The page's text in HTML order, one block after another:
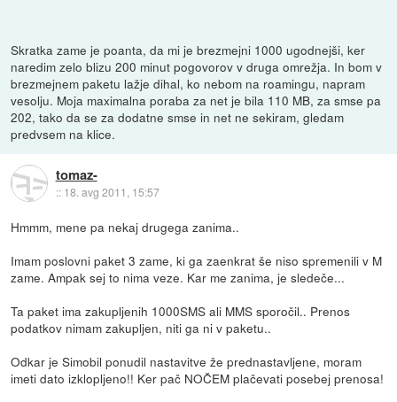
Skratka zame je poanta, da mi je brezmejni 1000 ugodnejši, ker
naredim zelo blizu 200 minut pogovorov v druga omrežja. In bom v
brezmejnem paketu lažje dihal, ko nebom na roamingu, napram
vesolju. Moja maximalna poraba za net je bila 110 MB, za smse pa
202, tako da se za dodatne smse in net ne sekiram, gledam
predvsem na klice.
tomaz-
:: 18. avg 2011, 15:57
Hmmm, mene pa nekaj drugega zanima..
Imam poslovni paket 3 zame, ki ga zaenkrat še niso spremenili v M
zame. Ampak sej to nima veze. Kar me zanima, je sledeče...
Ta paket ima zakupljenih 1000SMS ali MMS sporočil.. Prenos
podatkov nimam zakupljen, niti ga ni v paketu..
Odkar je Simobil ponudil nastavitve že prednastavljene, moram
imeti dato izklopljeno!! Ker pač NOČEM plačevati posebej prenosa!